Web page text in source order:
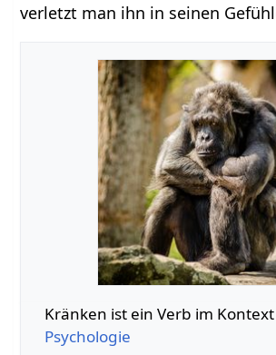
verletzt man ihn in seinen
Kränken‏‎ ist ein Verb im
Psychologie